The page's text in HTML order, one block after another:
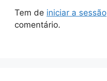
Tem de iniciar a sessão
comentário.